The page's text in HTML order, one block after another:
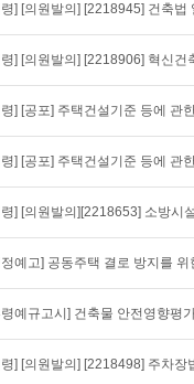
령] [공포] 주택건설기준 등에 관